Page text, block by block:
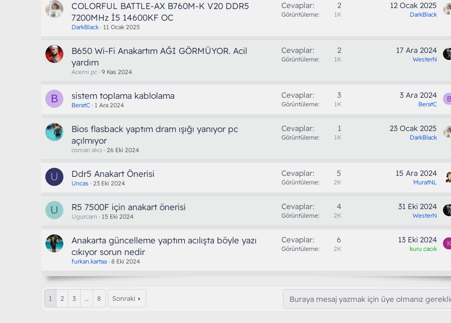
COLORFUL BATTLE-AX B760M-K V20 DDR5
7200MHz İ5 14600KF OC
DarkBlack 11 Ocak 2025
Cevaplar 2
Görüntüleme 1K
12 Ocak 2025
DarkBlack
B650 Wi-Fi Anakartım AĞI GÖRMÜYOR. Acil
yardım
Acemi pc 9 Kas 2024
Cevaplar 2
Görüntüleme 1K
17 Ara 2024
WesterN
B sistem toplama kablolama
BeratC 1 Ara 2024
Cevaplar 3
Görüntüleme 1K
3 Ara 2024
BeratC
B
Bios flasback yaptım dram ışığı yanıyor pc
açılmıyor
osman alıcı 26 Eki 2024
Cevaplar 1
Görüntüleme 1K
23 Ocak 2025
DarkBlack
U Ddr5 Anakart Önerisi
Uncas 23 Eki 2024
Cevaplar 5
Görüntüleme 2K
15 Ara 2024
MuratNL
U R5 7500F için anakart önerisi
Ugurcam 15 Eki 2024
Cevaplar 4
Görüntüleme 2K
31 Eki 2024
WesterN
Anakarta güncelleme yaptım acılışta böyle yazı
cıkıyor sorun nedir
furkan.kartaa 8 Eki 2024
Cevaplar 6
Görüntüleme 2K
13 Eki 2024
kuru cacık
K
1 2 3 … 8 Sonraki Buraya mesaj yazmak için üye olmanız